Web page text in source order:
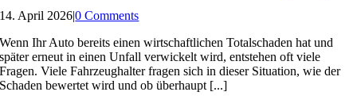
14. April 2026|0 Comments
Wenn Ihr Auto bereits einen wirtschaftlichen Totalschaden hat und
später erneut in einen Unfall verwickelt wird, entstehen oft viele
Fragen. Viele Fahrzeughalter fragen sich in dieser Situation, wie der
Schaden bewertet wird und ob überhaupt [...]